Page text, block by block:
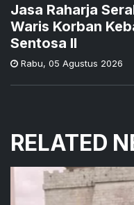
Jasa Raharja
Waris Korban
Sentosa II
Rabu, 05 Agustus 2026
RELATED